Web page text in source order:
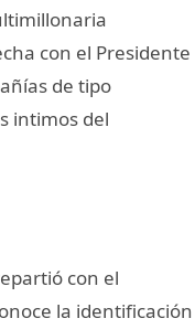
con el Presidente
de tipo
intimos del
con el
la identificación